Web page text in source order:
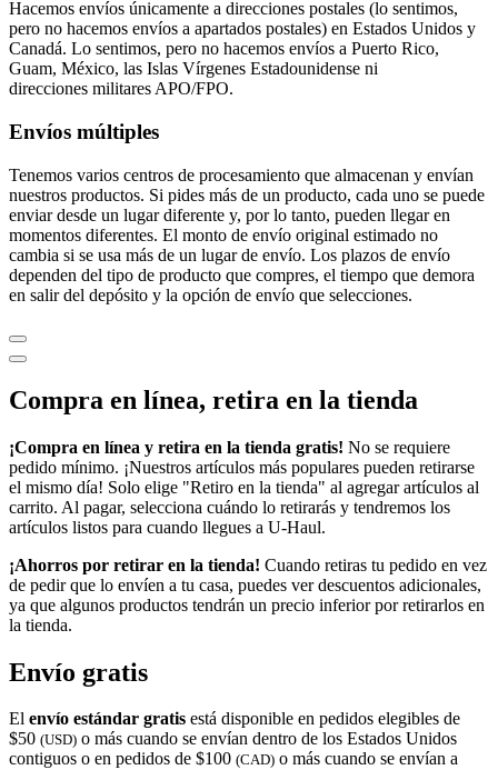
Hacemos envíos únicamente a direcciones postales (lo sentimos,
pero no hacemos envíos a apartados postales) en Estados Unidos y
Canadá. Lo sentimos, pero no hacemos envíos a Puerto Rico,
Guam, México, las Islas Vírgenes Estadounidense ni
direcciones militares APO/FPO.
Envíos múltiples
Tenemos varios centros de procesamiento que almacenan y envían
nuestros productos. Si pides más de un producto, cada uno se puede
enviar desde un lugar diferente y, por lo tanto, pueden llegar en
momentos diferentes. El monto de envío original estimado no
cambia si se usa más de un lugar de envío. Los plazos de envío
dependen del tipo de producto que compres, el tiempo que demora
en salir del depósito y la opción de envío que selecciones.
Compra en línea, retira en la tienda
¡Compra en línea y retira en la tienda gratis! No se requiere
pedido mínimo. ¡Nuestros artículos más populares pueden retirarse
el mismo día! Solo elige "Retiro en la tienda" al agregar artículos al
carrito. Al pagar, selecciona cuándo lo retirarás y tendremos los
artículos listos para cuando llegues a U-Haul.
¡Ahorros por retirar en la tienda! Cuando retiras tu pedido en vez
de pedir que lo envíen a tu casa, puedes ver descuentos adicionales,
ya que algunos productos tendrán un precio inferior por retirarlos en
la tienda.
Envío gratis
El envío estándar gratis está disponible en pedidos elegibles de
$50 (USD) o más cuando se envían dentro de los Estados Unidos
contiguos o en pedidos de $100 (CAD) o más cuando se envían a